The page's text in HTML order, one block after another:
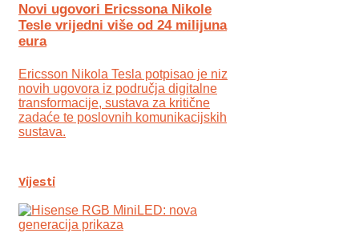
Novi ugovori Ericssona Nikole
Tesle vrijedni više od 24 milijuna
eura
Ericsson Nikola Tesla potpisao je niz
novih ugovora iz područja digitalne
transformacije, sustava za kritične
zadaće te poslovnih komunikacijskih
sustava.
Vijesti